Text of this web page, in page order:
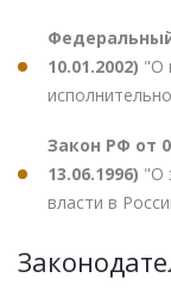
10.01.2002) "О
Закон РФ от
13.06.1996) "О
власти в